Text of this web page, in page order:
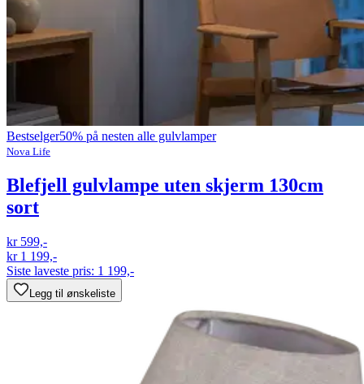
Bestselger50% på nesten alle gulvlamper
Nova Life
Blefjell gulvlampe uten skjerm 130cm
sort
kr 599,-
kr 1 199,-
Siste laveste pris: 1 199,-
Legg til ønskeliste